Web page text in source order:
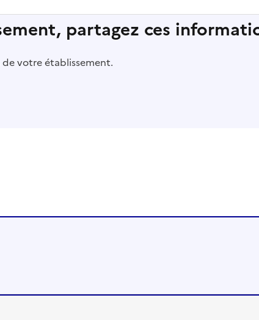
partagez ces
votre établissement.